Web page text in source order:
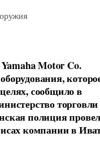
Motor Co.
сообщило в
торговли
полиция
компании в